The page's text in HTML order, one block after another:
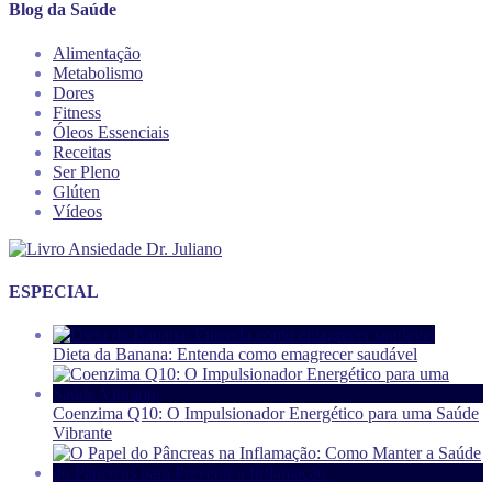
Blog da Saúde
Alimentação
Metabolismo
Dores
Fitness
Óleos Essenciais
Receitas
Ser Pleno
Glúten
Vídeos
ESPECIAL
Dieta da Banana: Entenda como emagrecer saudável
Coenzima Q10: O Impulsionador Energético para uma Saúde
Vibrante